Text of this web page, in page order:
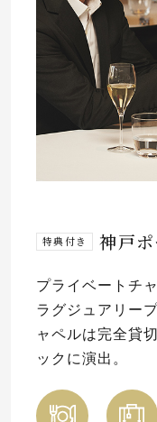
特典付き 神戸
プライベートチ
ラグジュアリー
ャペルは完全貸
ックに演出。
おすすめの婚
パーフェクト
プロポーズシ
プロポーズ意
婚約指輪選び
ダイヤモンド
プロポーズの
場所
言葉
ニュース
I-